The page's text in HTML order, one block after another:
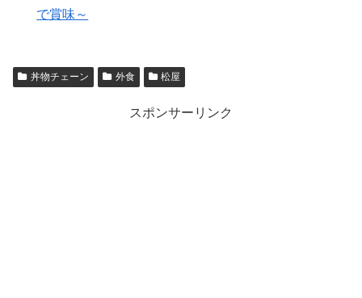
で賞味～
丼物チェーン 外食 松屋
スポンサーリンク